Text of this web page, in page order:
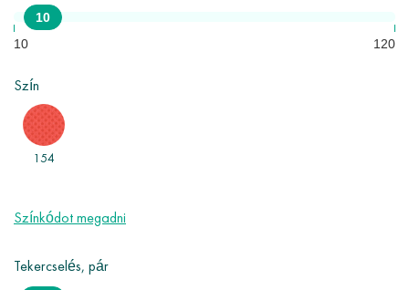
mezőgazdaság, ipar, építőipar, higiéniai termékek és egyebek.
Minimális rendelés - 10 tekercs.
10
10
120
Szín
154
Színkódot megadni
Tekercselés, pár